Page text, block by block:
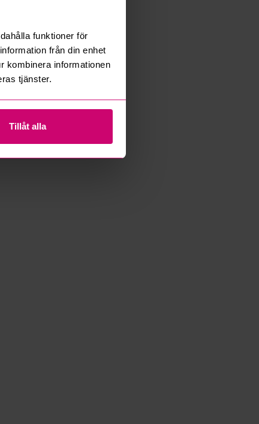
funktioner för
från din enhet
kombinera informationen
tjänster.
Tillåt alla